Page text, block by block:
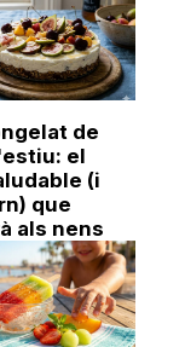
de
el
(i
que
als nens